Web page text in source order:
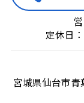
定休日
宮城県仙台市